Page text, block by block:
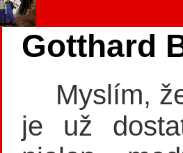
Gotthard
Myslím,
je už